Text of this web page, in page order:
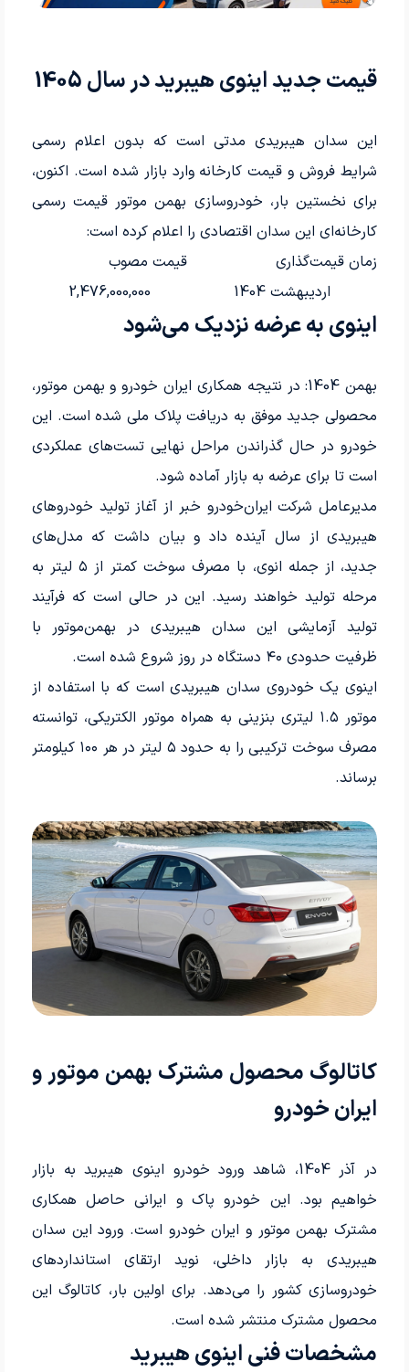
قیمت جدید اینوی هیبرید در سال 1405
این سدان هیبریدی مدتی است که بدون اعلام رسمی
شرایط فروش و قیمت کارخانه وارد بازار شده است. اکنون،
برای نخستین بار، خودروسازی بهمن موتور قیمت رسمی
کارخانه‌ای این سدان اقتصادی را اعلام کرده است:
زمان قیمت‌گذاری
قیمت مصوب
اردیبهشت 1404
2,476,000,000
اینوی به عرضه نزدیک می‌شود
بهمن 1404: در نتیجه همکاری ایران خودرو و بهمن موتور،
محصولی جدید موفق به دریافت پلاک ملی شده است. این
خودرو در حال گذراندن مراحل نهایی تست‌های عملکردی
است تا برای عرضه به بازار آماده شود.
مدیرعامل شرکت ایران‌خودرو خبر از آغاز تولید خودروهای
هیبریدی از سال آینده داد و بیان داشت که مدل‌های
جدید، از جمله انوی، با مصرف سوخت کمتر از ۵ لیتر به
مرحله تولید خواهند رسید. این در حالی است که فرآیند
تولید آزمایشی این سدان هیبریدی در بهمن‌موتور با
ظرفیت حدودی ۴۰ دستگاه در روز شروع شده است.
اینوی یک خودروی سدان هیبریدی است که با استفاده از
موتور ۱.۵ لیتری بنزینی به همراه موتور الکتریکی، توانسته
مصرف سوخت ترکیبی را به حدود ۵ لیتر در هر ۱۰۰ کیلومتر
برساند.
کاتالوگ محصول مشترک بهمن موتور و
ایران خودرو
در آذر 1404، شاهد ورود خودرو اینوی هیبرید به بازار
خواهیم بود. این خودرو پاک و ایرانی حاصل همکاری
مشترک بهمن موتور و ایران خودرو است. ورود این سدان
هیبریدی به بازار داخلی، نوید ارتقای استانداردهای
خودروسازی کشور را می‌دهد. برای اولین بار، کاتالوگ این
محصول مشترک منتشر شده است.
مشخصات فنی اینوی هیبرید